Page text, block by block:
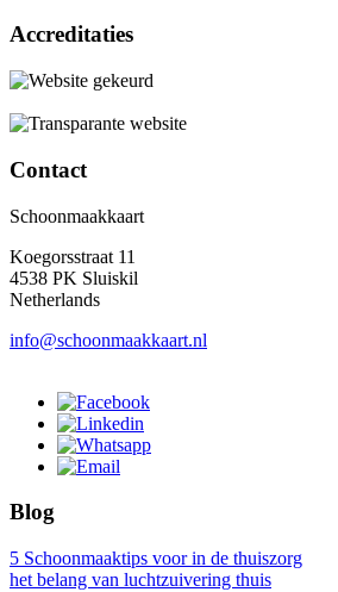
Accreditaties
Contact
Schoonmaakkaart
Koegorsstraat 11
4538 PK Sluiskil
Netherlands
info@schoonmaakkaart.nl
Blog
5 Schoonmaaktips voor in de thuiszorg
het belang van luchtzuivering thuis